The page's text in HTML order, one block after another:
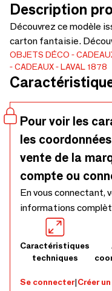
Description
Découvrez ce modèle
carton fantaisie.
OBJETS DÉCO
CADEAUX
LAVAL 1878
Pour voir les
les
vente de la
compte ou
En vous connectant,
informations
Caractéristiques
techniques
Se connecter|Créer